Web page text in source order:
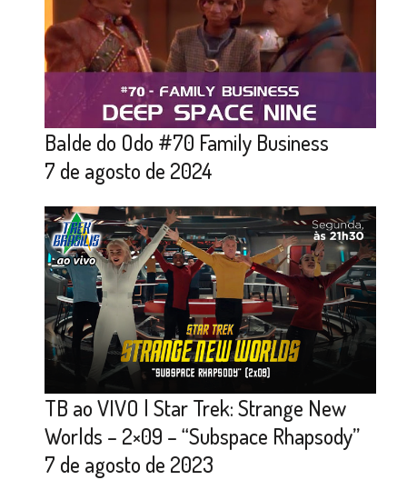
Balde do Odo #70 Family Business
7 de agosto de 2024
TB ao VIVO | Star Trek: Strange New
Worlds – 2×09 – “Subspace Rhapsody”
7 de agosto de 2023